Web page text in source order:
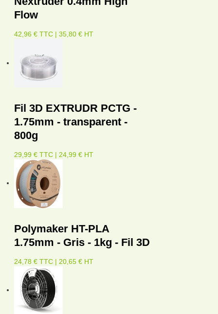
Flow
42,96 € TTC | 35,80 € HT
Fil 3D EXTRUDR PCTG -
1.75mm - transparent -
800g
29,99 € TTC | 24,99 € HT
Polymaker HT-PLA
1.75mm - Gris - 1kg - Fil 3D
24,78 € TTC | 20,65 € HT